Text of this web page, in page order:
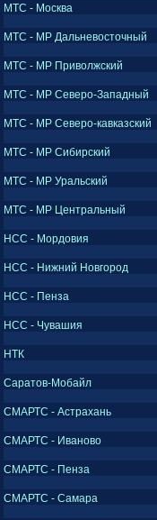
МТС - Москва
МТС - МР Дальневосточный
МТС - МР Приволжский
МТС - МР Северо-Западный
МТС - МР Северо-кавказский
МТС - МР Сибирский
МТС - МР Уральский
МТС - МР Центральный
НСС - Мордовия
НСС - Нижний Новгород
НСС - Пенза
НСС - Чувашия
НТК
Саратов-Мобайл
СМАРТС - Астрахань
СМАРТС - Иваново
СМАРТС - Пенза
СМАРТС - Самара